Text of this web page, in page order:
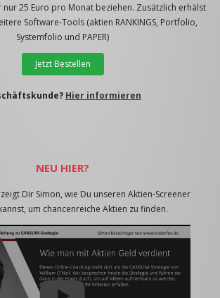
nur 25 Euro pro Monat beziehen. Zusätzlich erhälst
Software-Tools (aktien RANKINGS, Portfolio,
Systemfolio und PAPER)
Jetzt Bestellen
Hier informieren
NEU HIER?
Dir Simon, wie Du unseren Aktien-Screener
um chancenreiche Aktien zu finden.